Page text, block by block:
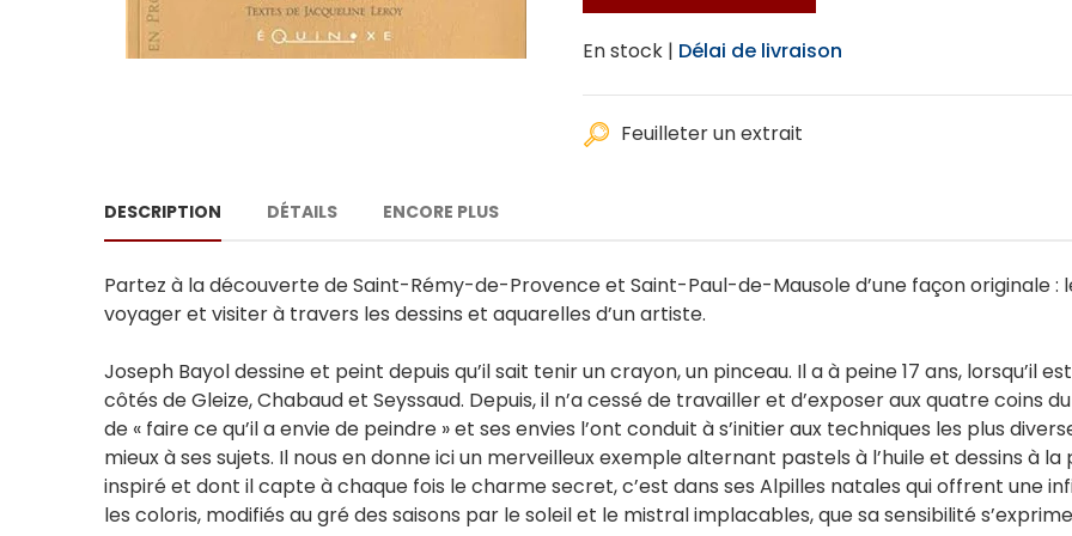
En stock | Délai de livraison
Feuilleter un extrait
DESCRIPTION DÉTAILS ENCORE PLUS
Partez à la découverte de Saint-Rémy-de-Provence et Saint-Paul-de-Mausole d’une façon originale :
voyager et visiter à travers les dessins et aquarelles d’un artiste.
Joseph Bayol dessine et peint depuis qu’il sait tenir un crayon, un pinceau. Il a à peine 17 ans, lorsqu’il
côtés de Gleize, Chabaud et Seyssaud. Depuis, il n’a cessé de travailler et d’exposer aux quatre coins
de « faire ce qu’il a envie de peindre » et ses envies l’ont conduit à s’initier aux techniques les plus
mieux à ses sujets. Il nous en donne ici un merveilleux exemple alternant pastels à l’huile et dessins à la
inspiré et dont il capte à chaque fois le charme secret, c’est dans ses Alpilles natales qui offrent une
les coloris, modifiés au gré des saisons par le soleil et le mistral implacables, que sa sensibilité